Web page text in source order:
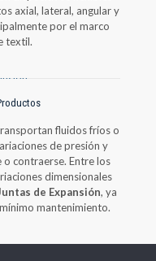
axial, lateral, angular y
por el marco
textil.
fluidos fríos o
de presión y
contraerse. Entre los
dimensionales
de Expansión, ya
mantenimiento.